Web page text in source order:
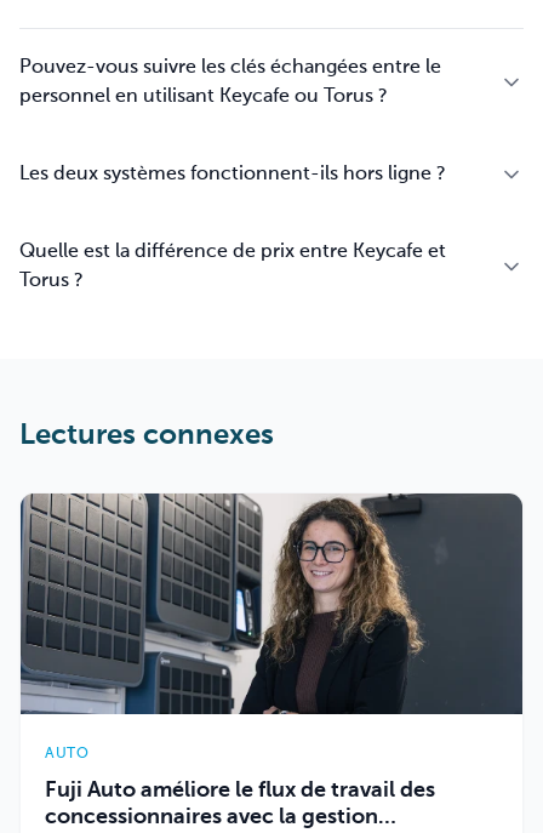
Pouvez-vous suivre les clés échangées entre le
personnel en utilisant Keycafe ou Torus ?
Les deux systèmes fonctionnent-ils hors ligne ?
Quelle est la différence de prix entre Keycafe et
Torus ?
Lectures connexes
AUTO
Fuji Auto améliore le flux de travail des
concessionnaires avec la gestion